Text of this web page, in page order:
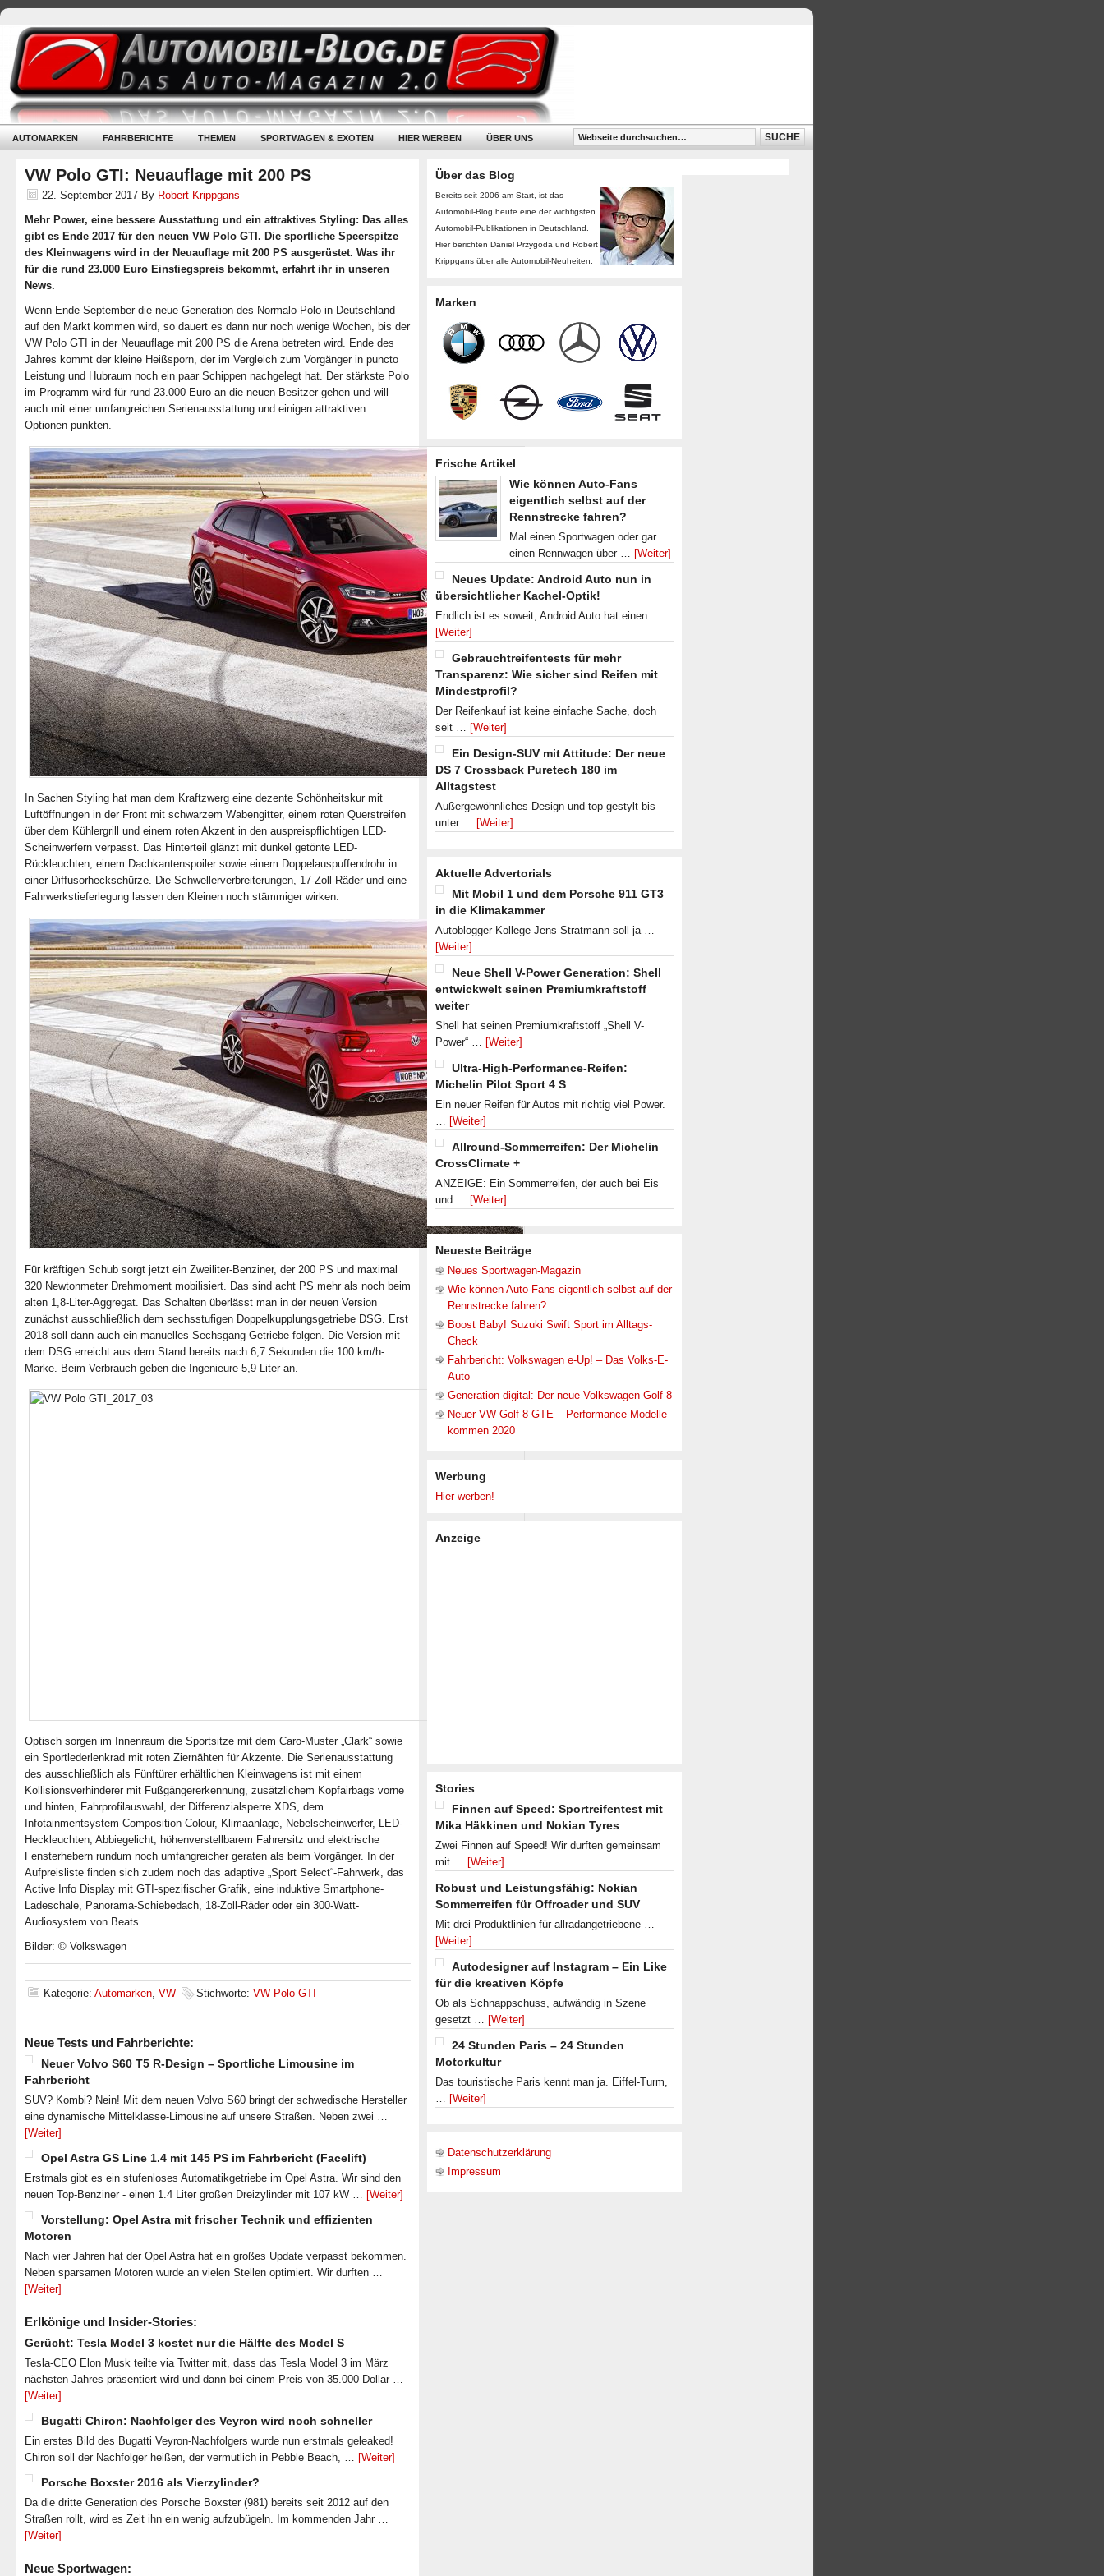
AUTOMARKEN FAHRBERICHTE THEMEN SPORTWAGEN & EXOTEN HIER WERBEN ÜBER UNS
VW Polo GTI: Neuauflage mit 200 PS
22. September 2017 By Robert Krippgans
Mehr Power, eine bessere Ausstattung und ein attraktives Styling: Das alles
gibt es Ende 2017 für den neuen VW Polo GTI. Die sportliche Speerspitze
des Kleinwagens wird in der Neuauflage mit 200 PS ausgerüstet. Was ihr
für die rund 23.000 Euro Einstiegspreis bekommt, erfahrt ihr in unseren
News.
Wenn Ende September die neue Generation des Normalo-Polo in Deutschland
auf den Markt kommen wird, so dauert es dann nur noch wenige Wochen, bis der
VW Polo GTI in der Neuauflage mit 200 PS die Arena betreten wird. Ende des
Jahres kommt der kleine Heißsporn, der im Vergleich zum Vorgänger in puncto
Leistung und Hubraum noch ein paar Schippen nachgelegt hat. Der stärkste Polo
im Programm wird für rund 23.000 Euro an die neuen Besitzer gehen und will
auch mit einer umfangreichen Serienausstattung und einigen attraktiven
Optionen punkten.
In Sachen Styling hat man dem Kraftzwerg eine dezente Schönheitskur mit
Luftöffnungen in der Front mit schwarzem Wabengitter, einem roten Querstreifen
über dem Kühlergrill und einem roten Akzent in den auspreispflichtigen LED-
Scheinwerfern verpasst. Das Hinterteil glänzt mit dunkel getönte LED-
Rückleuchten, einem Dachkantenspoiler sowie einem Doppelauspuffendrohr in
einer Diffusorheckschürze. Die Schwellerverbreiterungen, 17-Zoll-Räder und eine
Fahrwerkstieferlegung lassen den Kleinen noch stämmiger wirken.
Für kräftigen Schub sorgt jetzt ein Zweiliter-Benziner, der 200 PS und maximal
320 Newtonmeter Drehmoment mobilisiert. Das sind acht PS mehr als noch beim
alten 1,8-Liter-Aggregat. Das Schalten überlässt man in der neuen Version
zunächst ausschließlich dem sechsstufigen Doppelkupplungsgetriebe DSG. Erst
2018 soll dann auch ein manuelles Sechsgang-Getriebe folgen. Die Version mit
dem DSG erreicht aus dem Stand bereits nach 6,7 Sekunden die 100 km/h-
Marke. Beim Verbrauch geben die Ingenieure 5,9 Liter an.
Optisch sorgen im Innenraum die Sportsitze mit dem Caro-Muster „Clark“ sowie
ein Sportlederlenkrad mit roten Ziernähten für Akzente. Die Serienausstattung
des ausschließlich als Fünftürer erhältlichen Kleinwagens ist mit einem
Kollisionsverhinderer mit Fußgängererkennung, zusätzlichem Kopfairbags vorne
und hinten, Fahrprofilauswahl, der Differenzialsperre XDS, dem
Infotainmentsystem Composition Colour, Klimaanlage, Nebelscheinwerfer, LED-
Heckleuchten, Abbiegelicht, höhenverstellbarem Fahrersitz und elektrische
Fensterhebern rundum noch umfangreicher geraten als beim Vorgänger. In der
Aufpreisliste finden sich zudem noch das adaptive „Sport Select“-Fahrwerk, das
Active Info Display mit GTI-spezifischer Grafik, eine induktive Smartphone-
Ladeschale, Panorama-Schiebedach, 18-Zoll-Räder oder ein 300-Watt-
Audiosystem von Beats.
Bilder: © Volkswagen
Kategorie: Automarken, VW Stichworte: VW Polo GTI
Neue Tests und Fahrberichte:
Neuer Volvo S60 T5 R-Design – Sportliche Limousine im
Fahrbericht
SUV? Kombi? Nein! Mit dem neuen Volvo S60 bringt der schwedische Hersteller
eine dynamische Mittelklasse-Limousine auf unsere Straßen. Neben zwei …
[Weiter]
Opel Astra GS Line 1.4 mit 145 PS im Fahrbericht (Facelift)
Erstmals gibt es ein stufenloses Automatikgetriebe im Opel Astra. Wir sind den
neuen Top-Benziner - einen 1.4 Liter großen Dreizylinder mit 107 kW … [Weiter]
Vorstellung: Opel Astra mit frischer Technik und effizienten
Motoren
Nach vier Jahren hat der Opel Astra hat ein großes Update verpasst bekommen.
Neben sparsamen Motoren wurde an vielen Stellen optimiert. Wir durften …
[Weiter]
Erlkönige und Insider-Stories:
Gerücht: Tesla Model 3 kostet nur die Hälfte des Model S
Tesla-CEO Elon Musk teilte via Twitter mit, dass das Tesla Model 3 im März
nächsten Jahres präsentiert wird und dann bei einem Preis von 35.000 Dollar …
[Weiter]
Bugatti Chiron: Nachfolger des Veyron wird noch schneller
Ein erstes Bild des Bugatti Veyron-Nachfolgers wurde nun erstmals geleaked!
Chiron soll der Nachfolger heißen, der vermutlich in Pebble Beach, … [Weiter]
Porsche Boxster 2016 als Vierzylinder?
Da die dritte Generation des Porsche Boxster (981) bereits seit 2012 auf den
Straßen rollt, wird es Zeit ihn ein wenig aufzubügeln. Im kommenden Jahr …
[Weiter]
Neue Sportwagen:
Über das Blog
Bereits seit 2006 am Start, ist das
Automobil-Blog heute eine der wichtigsten
Automobil-Publikationen in Deutschland.
Hier berichten Daniel Przygoda und Robert
Krippgans über alle Automobil-Neuheiten.
Marken
Frische Artikel
Wie können Auto-Fans
eigentlich selbst auf der
Rennstrecke fahren?
Mal einen Sportwagen oder gar
einen Rennwagen über … [Weiter]
Neues Update: Android Auto nun in
übersichtlicher Kachel-Optik!
Endlich ist es soweit, Android Auto hat einen …
[Weiter]
Gebrauchtreifentests für mehr
Transparenz: Wie sicher sind Reifen mit
Mindestprofil?
Der Reifenkauf ist keine einfache Sache, doch
seit … [Weiter]
Ein Design-SUV mit Attitude: Der neue
DS 7 Crossback Puretech 180 im
Alltagstest
Außergewöhnliches Design und top gestylt bis
unter … [Weiter]
Aktuelle Advertorials
Mit Mobil 1 und dem Porsche 911 GT3
in die Klimakammer
Autoblogger-Kollege Jens Stratmann soll ja …
[Weiter]
Neue Shell V-Power Generation: Shell
entwickwelt seinen Premiumkraftstoff
weiter
Shell hat seinen Premiumkraftstoff „Shell V-
Power“ … [Weiter]
Ultra-High-Performance-Reifen:
Michelin Pilot Sport 4 S
Ein neuer Reifen für Autos mit richtig viel Power.
… [Weiter]
Allround-Sommerreifen: Der Michelin
CrossClimate +
ANZEIGE: Ein Sommerreifen, der auch bei Eis
und … [Weiter]
Neueste Beiträge
Neues Sportwagen-Magazin
Wie können Auto-Fans eigentlich selbst auf der
Rennstrecke fahren?
Boost Baby! Suzuki Swift Sport im Alltags-
Check
Fahrbericht: Volkswagen e-Up! – Das Volks-E-
Auto
Generation digital: Der neue Volkswagen Golf 8
Neuer VW Golf 8 GTE – Performance-Modelle
kommen 2020
Werbung
Hier werben!
Anzeige
Stories
Finnen auf Speed: Sportreifentest mit
Mika Häkkinen und Nokian Tyres
Zwei Finnen auf Speed! Wir durften gemeinsam
mit … [Weiter]
Robust und Leistungsfähig: Nokian
Sommerreifen für Offroader und SUV
Mit drei Produktlinien für allradangetriebene …
[Weiter]
Autodesigner auf Instagram – Ein Like
für die kreativen Köpfe
Ob als Schnappschuss, aufwändig in Szene
gesetzt … [Weiter]
24 Stunden Paris – 24 Stunden
Motorkultur
Das touristische Paris kennt man ja. Eiffel-Turm,
… [Weiter]
Datenschutzerklärung
Impressum